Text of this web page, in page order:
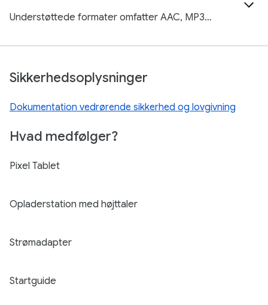
Understøttede formater omfatter AAC, MP3, FLAC, LDAC
Sikkerhedsoplysninger
Dokumentation vedrørende sikkerhed og lovgivning
Hvad medfølger?
Pixel Tablet
Opladerstation med højttaler
Strømadapter
Startguide